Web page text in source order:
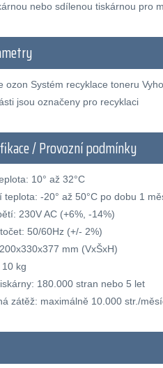
nebo sdílenou tiskárnou pro
ozon Systém recyklace toneru
jsou označeny pro recyklaci
/ Provozní podmínky
10° až 32°C
teplota: -20° až 50°C po dobu 1
230V AC (+6%, -14%)
50/60Hz (+/- 2%)
mm (VxŠxH)
kg
180.000 stran nebo 5 let
zátěž: maximálně 10.000 str./